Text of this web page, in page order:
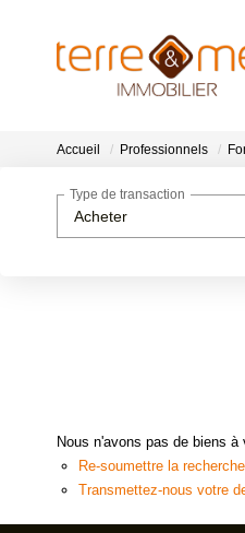
Accueil Professionnels
Acheter
Type de transaction
Nous n'avons pas de biens
Re-soumettre la
Transmettez-nous votre